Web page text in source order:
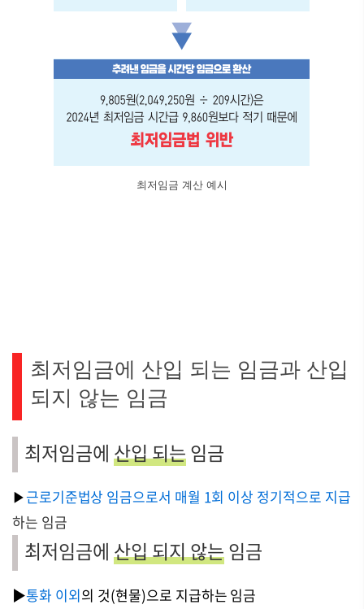
최저임금 계산 예시
최저임금에 산입 되는 임금과 산입
되지 않는 임금
최저임금에 산입 되는임금
▶근로기준법상 임금으로서 매월 1회 이상 정기적으로 지급
하는 임금
최저임금에 산입 되지 않는임금
▶통화 이외의 것(현물)으로 지급하는 임금